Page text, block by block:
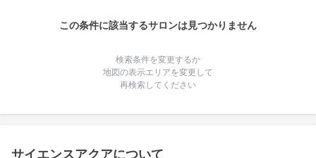
この条件に該当するサロンは見つかりません
検索条件を変更するか
地図の表示エリアを変更して
再検索してください
サイエンスアクアについて